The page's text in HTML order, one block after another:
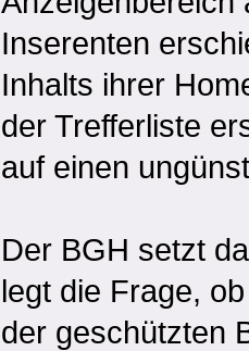
Inserenten
Inhalts ihrer
der Trefferliste
auf einen
Der BGH setzt
legt die Frage,
der geschützten